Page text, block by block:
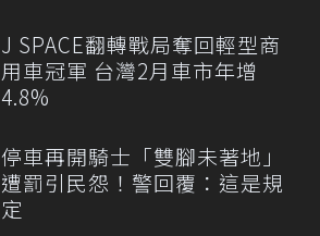
J SPACE翻轉戰局奪回輕型商
用車冠軍 台灣2月車市年增
4.8%
停車再開騎士「雙腳未著地」
遭罰引民怨！警回覆：這是規
定